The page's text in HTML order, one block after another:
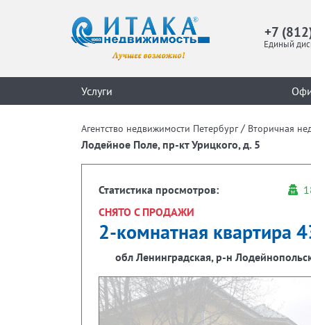
+7
Единый
Услуги
Агентство недвижимости Петербург / Вторичная
Лодейное Поле, пр-кт Урицкого, д. 5
Статистика просмотров:
СНЯТО С ПРОДАЖИ
2-комнатная квартира
обл Ленинградская, р-н